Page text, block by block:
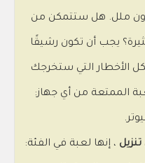
ملل. هل ستتمكن من
يجب أن تكون رشيقًا
الأخطار التي ستخرجك
الممتعة من أي جهاز:
، إنها لعبة في الفئة: